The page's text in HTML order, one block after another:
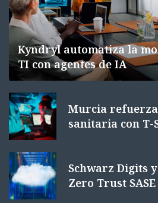
Kyndryl automatiza la
TI con agentes de IA
Murcia
sanitaria con T-
Schwarz Digits
Zero Trust